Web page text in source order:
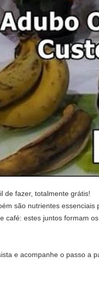
de fazer, totalmente grátis!
são nutrientes essenciais
café: estes juntos formam
e acompanhe o passo a